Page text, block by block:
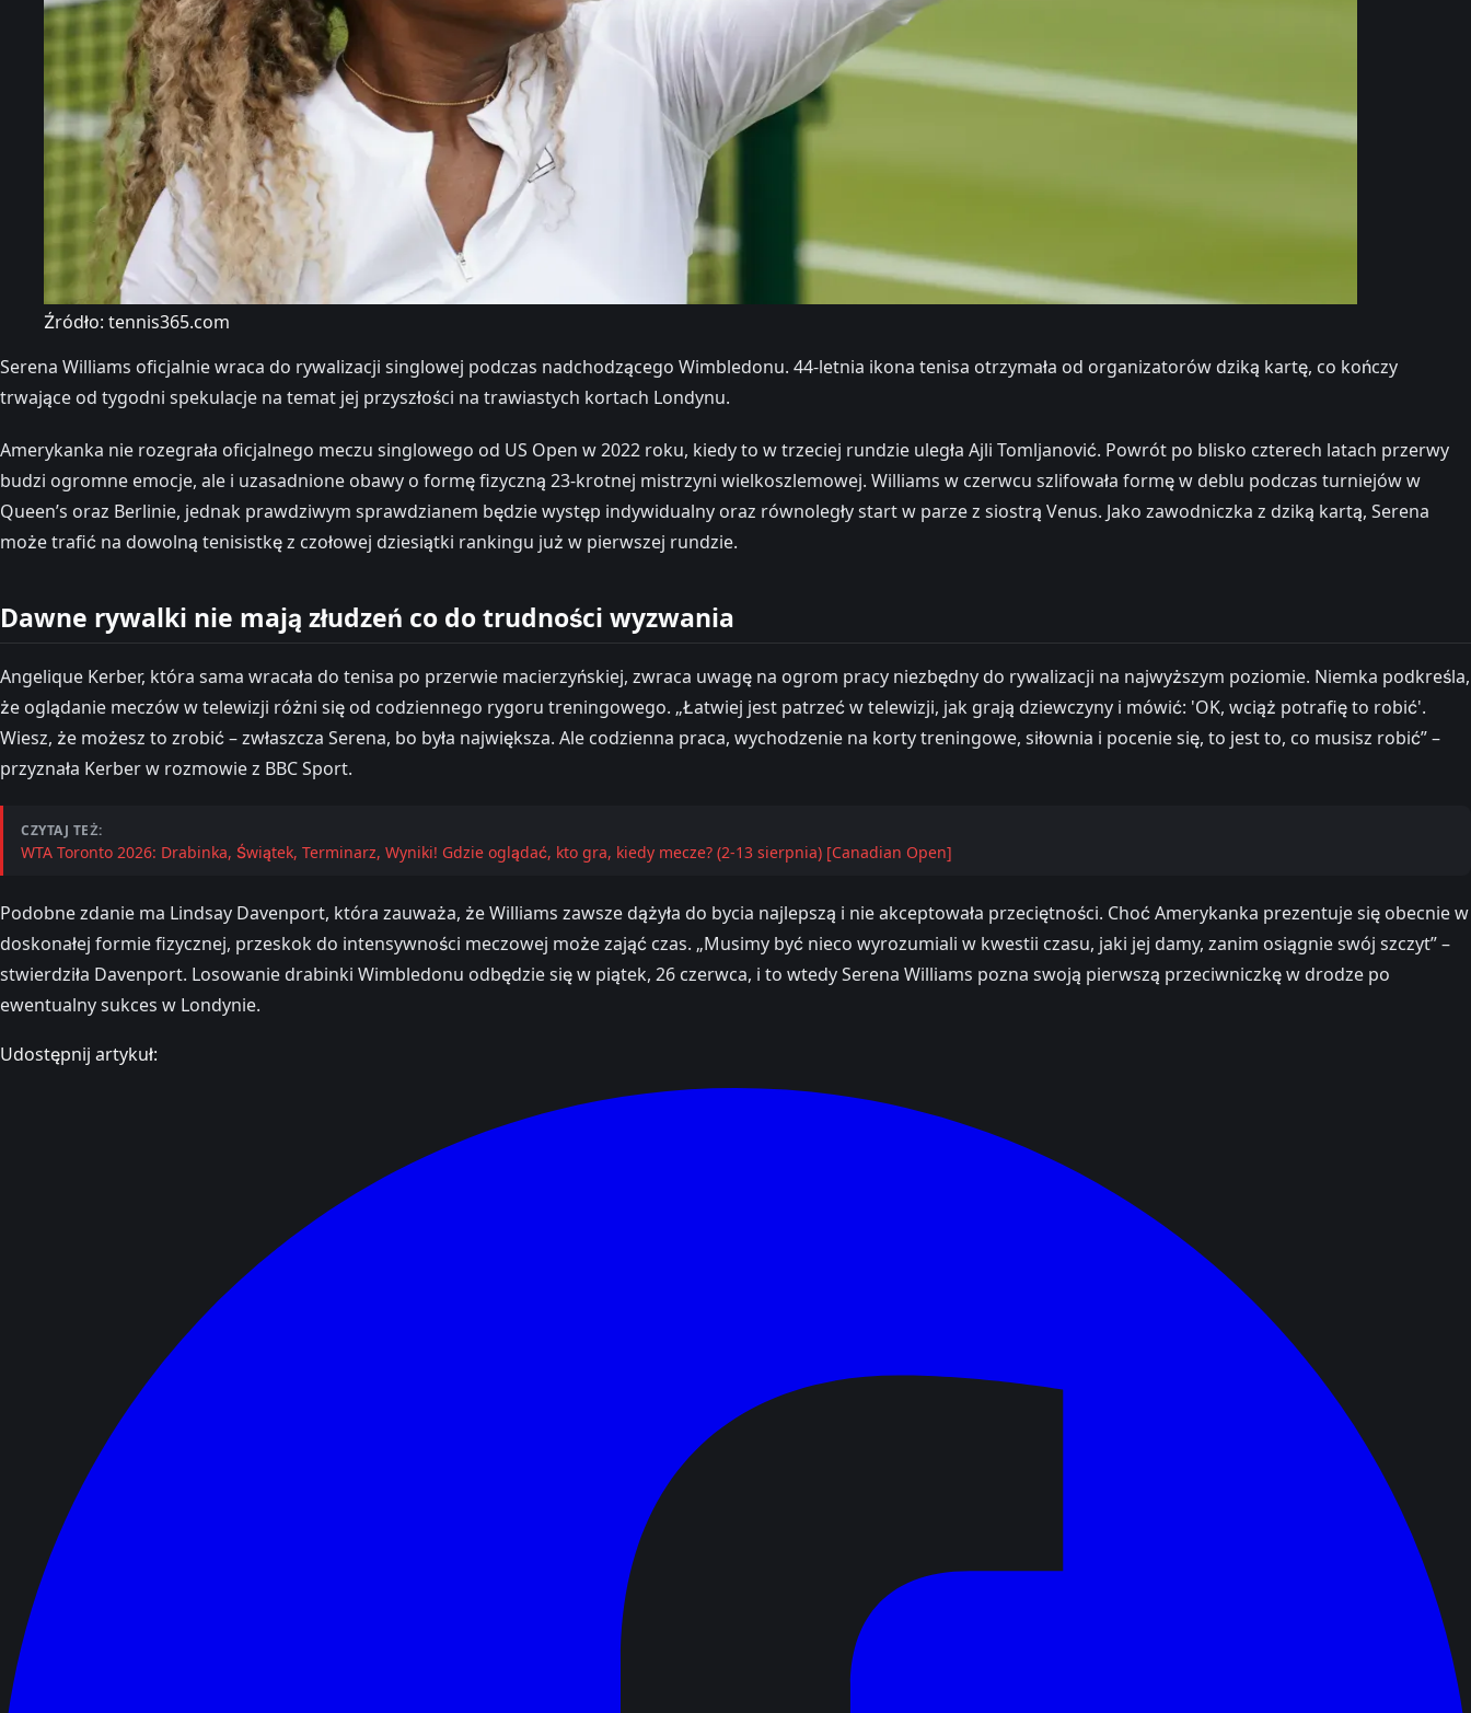
Źródło: tennis365.com
Serena Williams oficjalnie wraca do rywalizacji singlowej podczas nadchodzącego Wimbledonu. 44-letnia ikona tenisa otrzymała od organizatorów dziką kartę, co kończy
trwające od tygodni spekulacje na temat jej przyszłości na trawiastych kortach Londynu.
Amerykanka nie rozegrała oficjalnego meczu singlowego od US Open w 2022 roku, kiedy to w trzeciej rundzie uległa Ajli Tomljanović. Powrót po blisko czterech latach przerwy
budzi ogromne emocje, ale i uzasadnione obawy o formę fizyczną 23-krotnej mistrzyni wielkoszlemowej. Williams w czerwcu szlifowała formę w deblu podczas turniejów w
Queen’s oraz Berlinie, jednak prawdziwym sprawdzianem będzie występ indywidualny oraz równoległy start w parze z siostrą Venus. Jako zawodniczka z dziką kartą, Serena
może trafić na dowolną tenisistkę z czołowej dziesiątki rankingu już w pierwszej rundzie.
Dawne rywalki nie mają złudzeń co do trudności wyzwania
Angelique Kerber, która sama wracała do tenisa po przerwie macierzyńskiej, zwraca uwagę na ogrom pracy niezbędny do rywalizacji na najwyższym poziomie. Niemka podkreśla,
że oglądanie meczów w telewizji różni się od codziennego rygoru treningowego. „Łatwiej jest patrzeć w telewizji, jak grają dziewczyny i mówić: 'OK, wciąż potrafię to robić'.
Wiesz, że możesz to zrobić – zwłaszcza Serena, bo była największa. Ale codzienna praca, wychodzenie na korty treningowe, siłownia i pocenie się, to jest to, co musisz robić” –
przyznała Kerber w rozmowie z BBC Sport.
CZYTAJ TEŻ:
WTA Toronto 2026: Drabinka, Świątek, Terminarz, Wyniki! Gdzie oglądać, kto gra, kiedy mecze? (2-13 sierpnia) [Canadian Open]
Podobne zdanie ma Lindsay Davenport, która zauważa, że Williams zawsze dążyła do bycia najlepszą i nie akceptowała przeciętności. Choć Amerykanka prezentuje się obecnie w
doskonałej formie fizycznej, przeskok do intensywności meczowej może zająć czas. „Musimy być nieco wyrozumiali w kwestii czasu, jaki jej damy, zanim osiągnie swój szczyt” –
stwierdziła Davenport. Losowanie drabinki Wimbledonu odbędzie się w piątek, 26 czerwca, i to wtedy Serena Williams pozna swoją pierwszą przeciwniczkę w drodze po
ewentualny sukces w Londynie.
Udostępnij artykuł: